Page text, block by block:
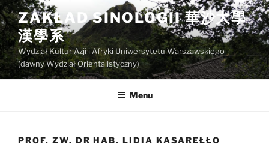
Przejdź
do
treści
ZAKŁAD SINOLOGII 華沙大學
漢學系
Wydział Kultur Azji i Afryki Uniwersytetu Warszawskiego
(dawny Wydział Orientalistyczny)
Menu
PROF. ZW. DR HAB. LIDIA KASAREŁŁO